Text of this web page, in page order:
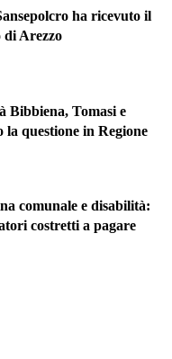
ha ricevuto il
di Arezzo
Bibbiena, Tomasi e
la questione in Regione
comunale e disabilità:
costretti a pagare